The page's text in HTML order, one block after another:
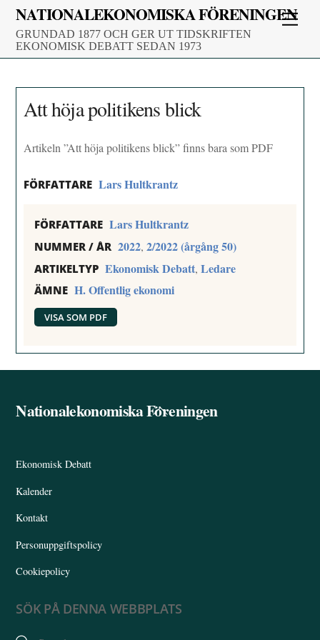
Skip
content
NATIONALEKONOMISKA FÖRENINGEN
GRUNDAD 1877 OCH GER UT TIDSKRIFTEN
EKONOMISK DEBATT SEDAN 1973
Att höja politikens blick
Artikeln ”Att höja politikens blick” finns bara som PDF
FÖRFATTARE Lars Hultkrantz
FÖRFATTARE Lars Hultkrantz
NUMMER / ÅR 2022,2/2022 (årgång 50)
ARTIKELTYP Ekonomisk Debatt,Ledare
ÄMNE H. Offentlig ekonomi
VISA SOM PDF
Back
Nationalekonomiska Föreningen
Ekonomisk Debatt
Kalender
Kontakt
Personuppgiftspolicy
Cookiepolicy
SÖK PÅ DENNA WEBBPLATS